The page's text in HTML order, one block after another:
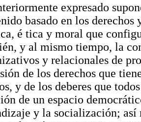
expresado
basado en los
é tica y moral que
y al mismo tiempo, la
y relacionales de
de los derechos que
y de los deberes que
de un espacio
y la socialización; así